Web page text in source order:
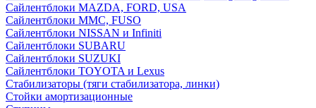
Сайлентблоки MAZDA, FORD, USA
Сайлентблоки MMC, FUSO
Сайлентблоки NISSAN и Infiniti
Сайлентблоки SUBARU
Сайлентблоки SUZUKI
Сайлентблоки TOYOTA и Lexus
Стабилизаторы (тяги стабилизатора, линки)
Стойки амортизационные